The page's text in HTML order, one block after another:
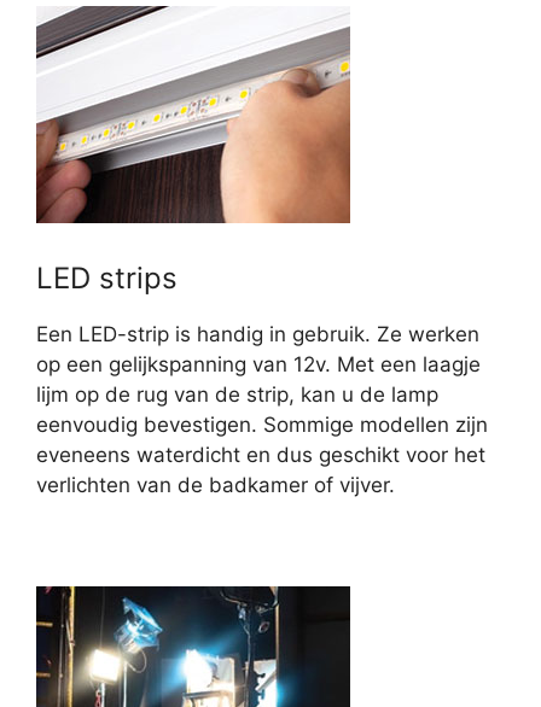
LED strips
Een LED-strip is handig in gebruik. Ze werken
op een gelijkspanning van 12v. Met een laagje
lijm op de rug van de strip, kan u de lamp
eenvoudig bevestigen. Sommige modellen zijn
eveneens waterdicht en dus geschikt voor het
verlichten van de badkamer of vijver.